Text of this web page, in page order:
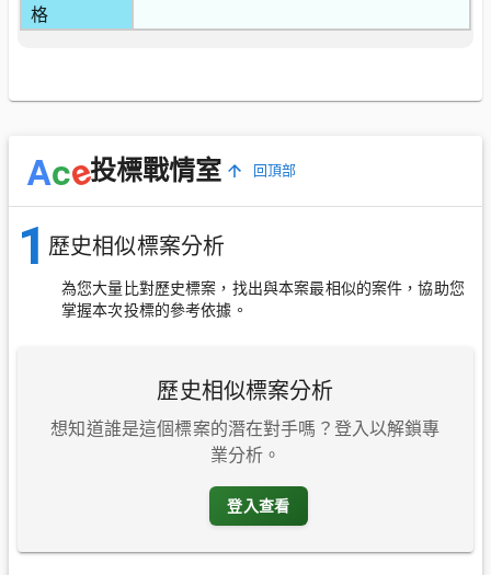
格
Ace投標戰情室 回頂部
1 歷史相似標案分析
為您大量比對歷史標案，找出與本案最相似的案件，協助您
掌握本次投標的參考依據。
歷史相似標案分析
想知道誰是這個標案的潛在對手嗎？登入以解鎖專
業分析。
登入查看